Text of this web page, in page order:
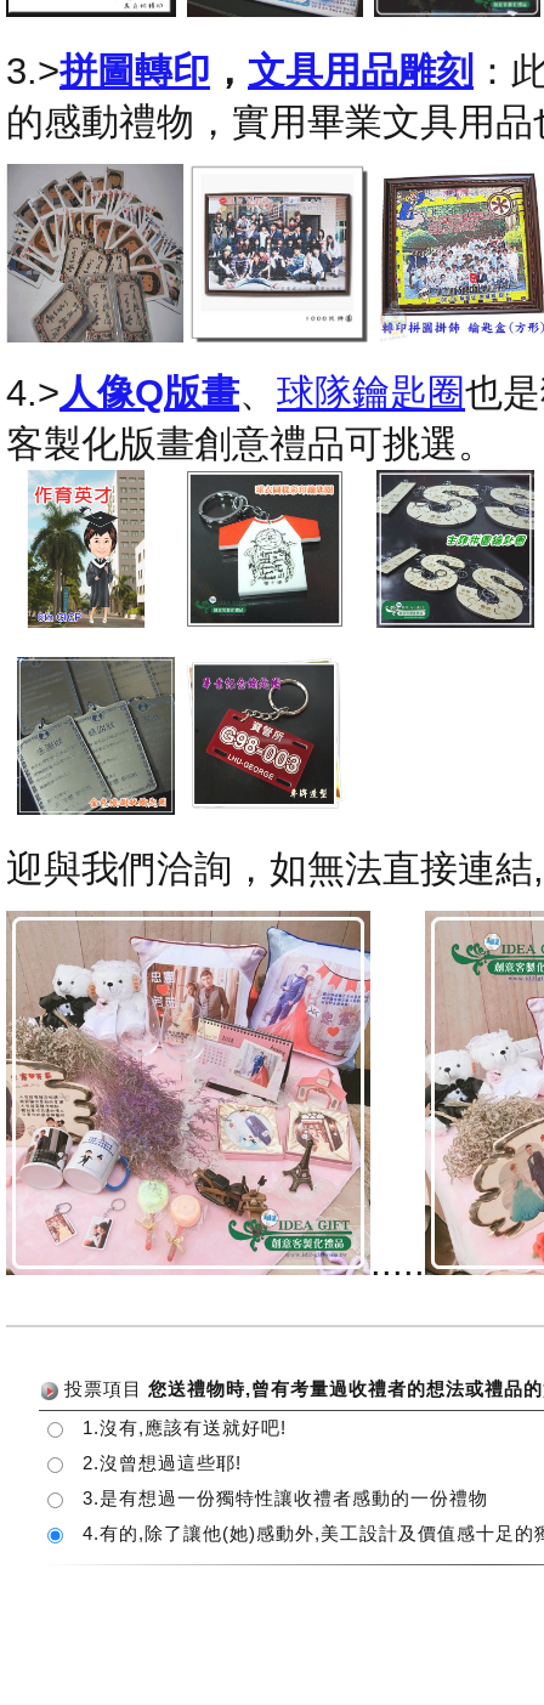
3.>拼圖轉印 ， 文具用品雕刻 ：
的感動禮物，實用畢業文具用
4.>人像Q版畫、 球隊鑰匙圈也
客製化版畫創意禮品可挑選。
迎與我們洽詢，如無法直接連
.....